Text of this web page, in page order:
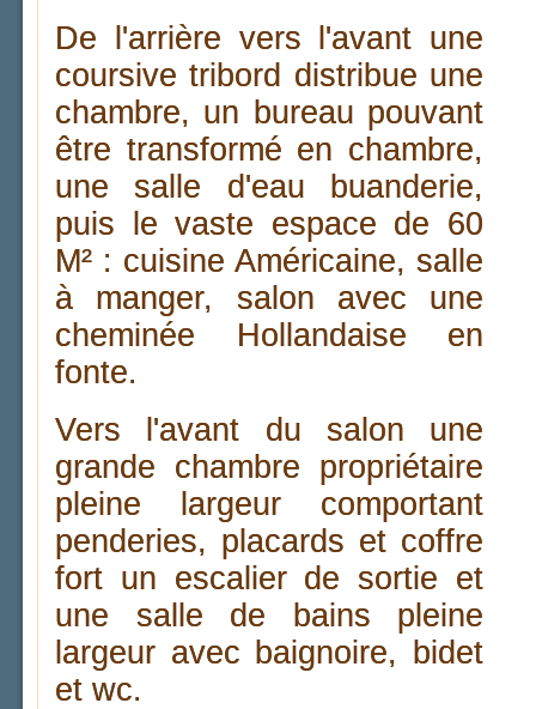
De l'arrière vers l'avant une
coursive tribord distribue une
chambre, un bureau pouvant
être transformé en chambre,
une salle d'eau buanderie,
puis le vaste espace de 60
M² : cuisine Américaine, salle
à manger, salon avec une
cheminée Hollandaise en
fonte.
Vers l'avant du salon une
grande chambre propriétaire
pleine largeur comportant
penderies, placards et coffre
fort un escalier de sortie et
une salle de bains pleine
largeur avec baignoire, bidet
et wc.